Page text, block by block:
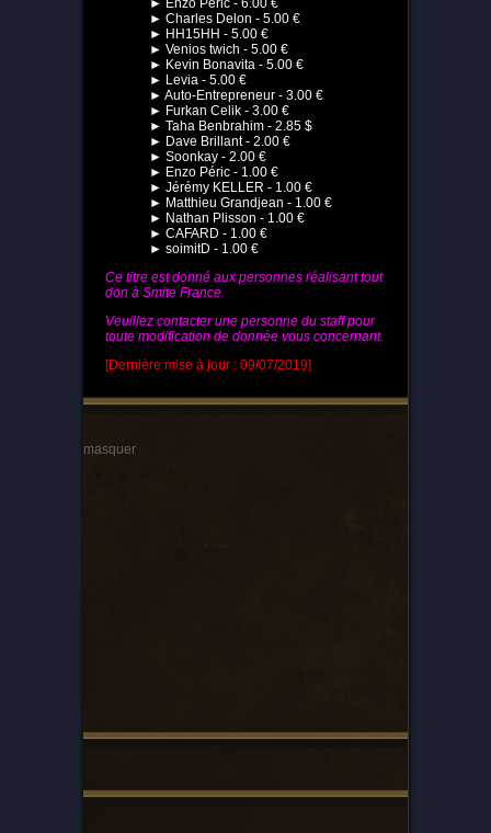
► Enzo Péric - 6.00 €
► Charles Delon - 5.00 €
► HH15HH - 5.00 €
► Venios twich - 5.00 €
► Kevin Bonavita - 5.00 €
► Levia - 5.00 €
► Auto-Entrepreneur - 3.00 €
► Furkan Celik - 3.00 €
► Taha Benbrahim - 2.85 $
► Dave Brillant - 2.00 €
► Soonkay - 2.00 €
► Enzo Péric - 1.00 €
► Jérémy KELLER - 1.00 €
► Matthieu Grandjean - 1.00 €
► Nathan Plisson - 1.00 €
► CAFARD - 1.00 €
► soimitD - 1.00 €
Ce titre est donné aux personnes réalisant tout
don à Smite France.
Veuillez contacter une personne du staff pour
toute modification de donnée vous concernant.
[Dernière mise à jour : 09/07/2019]
masquer